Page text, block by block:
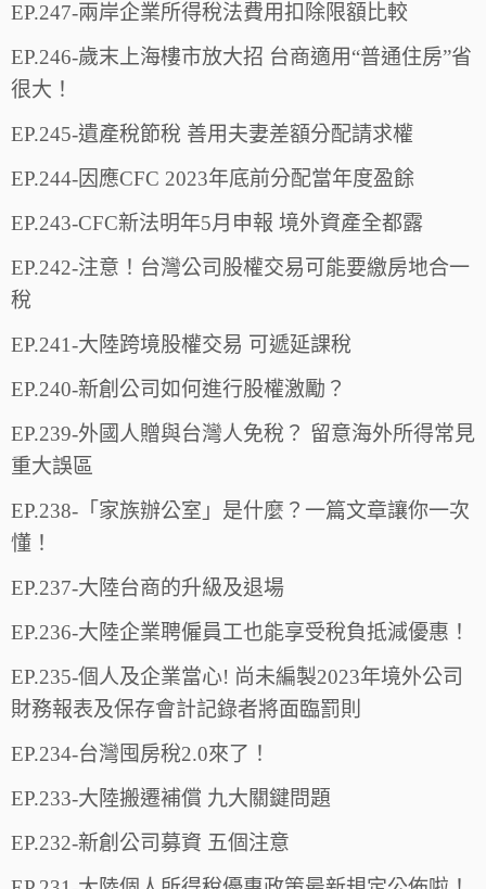
EP.247-兩岸企業所得稅法費用扣除限額比較
EP.246-歲末上海樓市放大招 台商適用“普通住房”省
很大！
EP.245-遺產稅節稅 善用夫妻差額分配請求權
EP.244-因應CFC 2023年底前分配當年度盈餘
EP.243-CFC新法明年5月申報 境外資產全都露
EP.242-注意！台灣公司股權交易可能要繳房地合一
稅
EP.241-大陸跨境股權交易 可遞延課稅
EP.240-新創公司如何進行股權激勵？
EP.239-外國人贈與台灣人免稅？ 留意海外所得常見
重大誤區
EP.238-「家族辦公室」是什麼？一篇文章讓你一次
懂！
EP.237-大陸台商的升級及退場
EP.236-大陸企業聘僱員工也能享受稅負抵減優惠！
EP.235-個人及企業當心! 尚未編製2023年境外公司
財務報表及保存會計記錄者將面臨罰則
EP.234-台灣囤房稅2.0來了！
EP.233-大陸搬遷補償 九大關鍵問題
EP.232-新創公司募資 五個注意